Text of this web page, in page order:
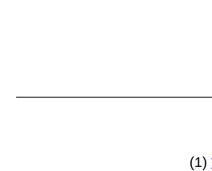
(1)